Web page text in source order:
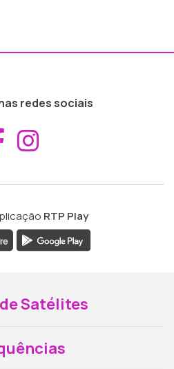
redes sociais
Aceder ao
RTP Play
Satélites